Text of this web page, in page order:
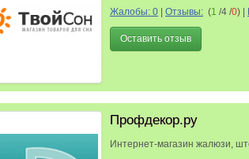
Жалобы: 0
Отзывы: (1 /4 /0)
Оставить отзыв
Профдекор.ру
Интернет-магазин жалюзи,